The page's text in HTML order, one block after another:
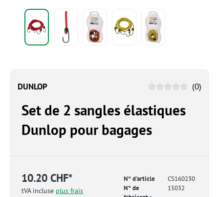
DUNLOP (0)
Set de 2 sangles élastiques
Dunlop pour bagages
10.20 CHF*
tVA incluse plus frais
N° d'article
CS160230
N° de
15032